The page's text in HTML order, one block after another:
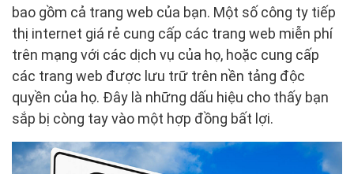
bao gồm cả trang web của bạn. Một số công ty tiếp
thị internet giá rẻ cung cấp các trang web miễn phí
trên mạng với các dịch vụ của họ, hoặc cung cấp
các trang web được lưu trữ trên nền tảng độc
quyền của họ. Đây là những dấu hiệu cho thấy bạn
sắp bị còng tay vào một hợp đồng bất lợi.